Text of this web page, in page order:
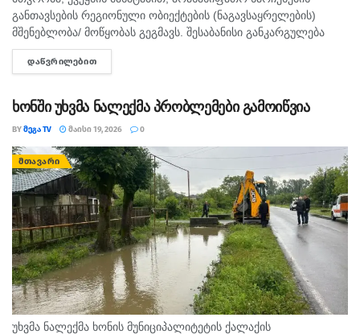
განთავსების რეგიონული ობიექტების (ნაგავსაყრელების)
მშენებლობა/ მოწყობას გეგმავს. შესაბანისი განკარგულება
პრემიერ-მინისტრმა, ირაკლი კობახიძემ გამოსცა. ამავე
დოკუმენტის მიხედვით, საქართველოს გარემოს დაცვისა და
რეგიონული დაგეგმვის...
ᲓᲐᲬᲕᲠᲘᲚᲔᲑᲘᲗ
ხონში უხვმა ნალექმა პრობლემები გამოიწვია
BYᲛᲔᲒᲐ TV ᲛᲐᲘᲡᲘ 19, 2026 0
ᲛᲗᲐᲕᲐᲠᲘ
უხვმა ნალექმა ხონის მუნიციპალიტეტის ქალაქის